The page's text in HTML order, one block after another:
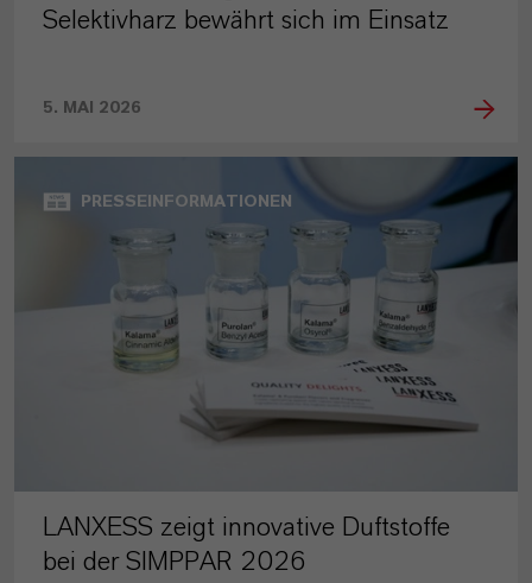
Selektivharz bewährt sich im Einsatz
5. MAI 2026
PRESSEINFORMATIONEN
LANXESS zeigt innovative Duftstoffe
bei der SIMPPAR 2026